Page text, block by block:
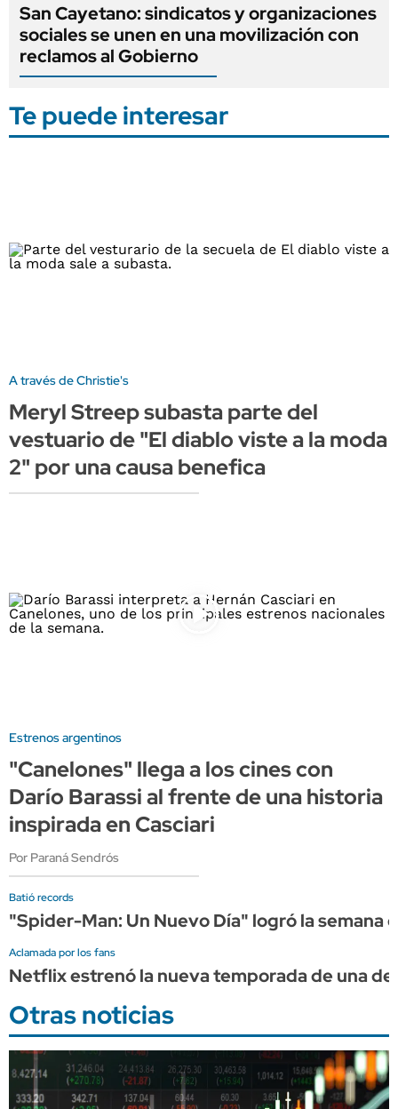
San Cayetano: sindicatos y organizaciones
sociales se unen en una movilización con
reclamos al Gobierno
Te puede interesar
A través de Christie's
Meryl Streep subasta parte del
vestuario de "El diablo viste a la moda
2" por una causa benefica
Estrenos argentinos
"Canelones" llega a los cines con
Darío Barassi al frente de una historia
inspirada en Casciari
Por Paraná Sendrós
Batió records
"Spider-Man: Un Nuevo Día" logró la
Aclamada por los fans
Netflix estrenó la nueva temporada de una
Otras noticias